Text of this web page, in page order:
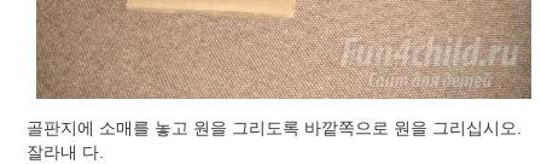
골판지에 소매를 놓고 원을 그리도록 바깥쪽으로 원을 그리십시오.
잘라내 다.